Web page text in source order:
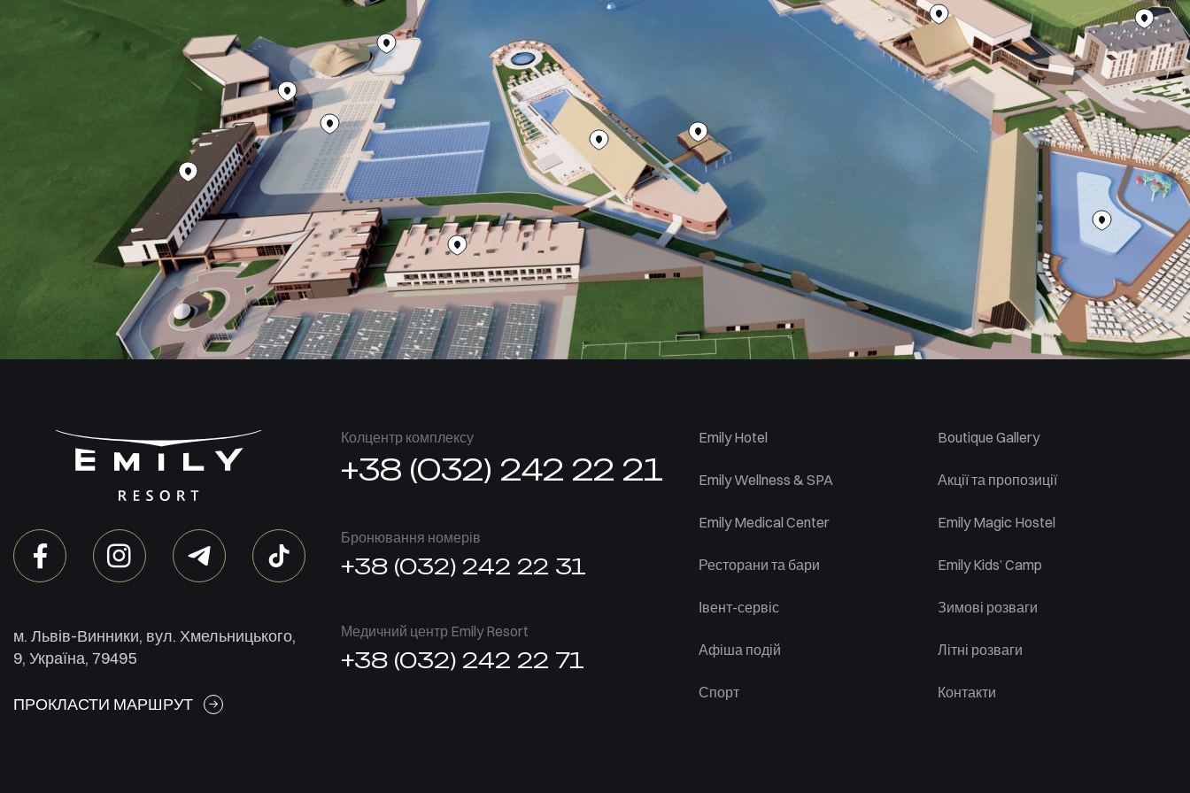
м. Львів-Винники, вул. Хмельницького,
9, Україна, 79495
ПРОКЛАСТИ МАРШРУТ
Колцентр комплексу
+38 (032) 242 22 21
Бронювання номерів
+38 (032) 242 22 31
Медичний центр Emily Resort
+38 (032) 242 22 71
Emily Hotel
Emily Wellness & SPA
Emily Medical Center
Ресторани та бари
Івент-сервіс
Афіша подій
Спорт
Boutique Gallery
Акції та пропозиції
Emily Magic Hostel
Emily Kids’ Camp
Зимові розваги
Літні розваги
Контакти